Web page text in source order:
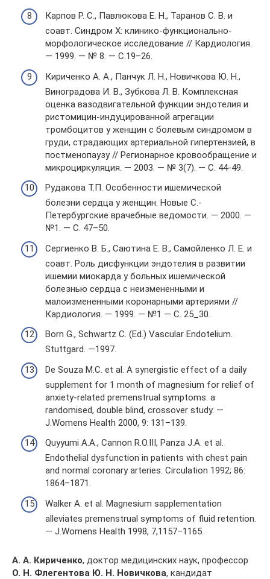
Карпов Р. С., Павлюкова Е. Н., Таранов С. В. и
соавт. Синдром Х: клинико-функционально-
морфологическое исследование // Кардиология.
— 1999. — № 8. — С.19–26.
Кириченко А. А., Панчук Л. Н., Новичкова Ю. Н.,
Виноградова И. В., Зубкова Л. В. Комплексная
оценка вазодвигательной функции эндотелия и
ристомицин-индуцированной агрегации
тромбоцитов у женщин с болевым синдромом в
груди, страдающих артериальной гипертензией, в
постменопаузу // Регионарное кровообращение и
микроциркуляция. — 2003. — № 3(7). — С. 44-49.
Рудакова Т.П. Особенности ишемической
болезни сердца у женщин. Новые С.-
Петербургские врачебные ведомости. — 2000. —
№1. — С. 47–50.
Сергиенко В. Б., Саютина Е. В., Самойленко Л. Е. и
соавт. Роль дисфункции эндотелия в развитии
ишемии миокарда у больных ишемической
болезнью сердца с неизмененными и
малоизмененными коронарными артериями //
Кардиология. — 1999. — №1 — С. 25_30.
Born G., Schwartz C. (Ed.) Vascular Endotelium.
Stuttgard. —1997.
De Souza M.C. et al. A synergistic effect of a daily
supplement for 1 month of magnesium for relief of
anxiety-related premenstrual symptoms: a
randomised, double blind, crossover study. —
J.Womens Health 2000, 9: 131–139.
Quyyumi A.A., Cannon R.O.III, Panza J.A. et al.
Endothelial dysfunction in patients with chest pain
and normal coronary arteries. Circulation 1992; 86:
1864–1871.
Walker A. et al. Magnesium sapplementation
alleviates premenstrual symptoms of fluid retention.
— J.Womens Health 1998, 7,1157–1165.
А. А. Кириченко, доктор медицинских наук, профессор
О. Н. Флегентова Ю. Н. Новичкова, кандидат